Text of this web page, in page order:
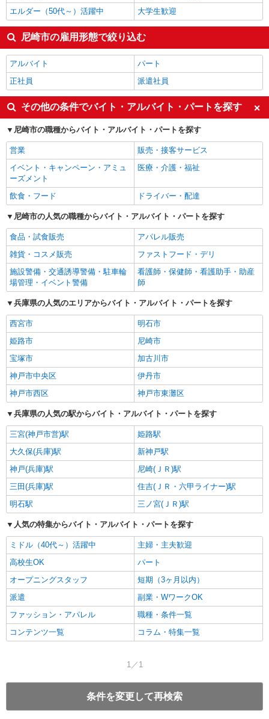
エルダー（50代～）活躍中
大学生歓迎
尼崎市の雇用形態で絞り込む
アルバイト
パート
正社員
派遣社員
その他の条件でバイト・アルバイト・パートを探す
尼崎市の職種からバイト・アルバイト・パートを探す
営業
販売・接客サービス
イベント・キャンペーン・アミュ
ーズメント
医療・介護・福祉
飲食・フード ドライバー・配達
尼崎市の人気の職種からバイト・アルバイト・パートを探す
食品・試食販売
アパレル販売
雑貨・コスメ販売
ファストフード・デリ
施設警備・交通誘導警備・駐車輪
場管理・イベント警備
看護師・保健師・看護助手・助産
師
兵庫県の人気のエリアからバイト・アルバイト・パートを探す
西宮市
明石市
姫路市
尼崎市
宝塚市
加古川市
神戸市中央区
伊丹市
神戸市西区
神戸市東灘区
兵庫県の人気の駅からバイト・アルバイト・パートを探す
三宮(神戸市営)駅
姫路駅
大久保(兵庫)駅
新神戸駅
神戸(兵庫)駅
尼崎(ＪＲ)駅
三田(兵庫)駅
住吉(ＪＲ・六甲ライナー)駅
明石駅
三ノ宮(ＪＲ)駅
人気の特集からバイト・アルバイト・パートを探す
ミドル（40代～）活躍中
主婦・主夫歓迎
高校生OK
パート
オープニングスタッフ
短期（3ヶ月以内）
派遣
副業・WワークOK
ファッション・アパレル
職種・条件一覧
コンテンツ一覧
コラム・特集一覧
1／1
条件を変更して再検索